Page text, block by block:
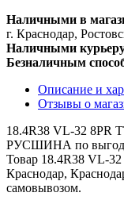
Наличными в
г. Краснодар,
Наличными
Безналичным
Описание и
Отзывы о
18.4R38 VL-32 8PR
РУСШИНА по
Товар 18.4R38 VL-32
Краснодар,
самовывозом.